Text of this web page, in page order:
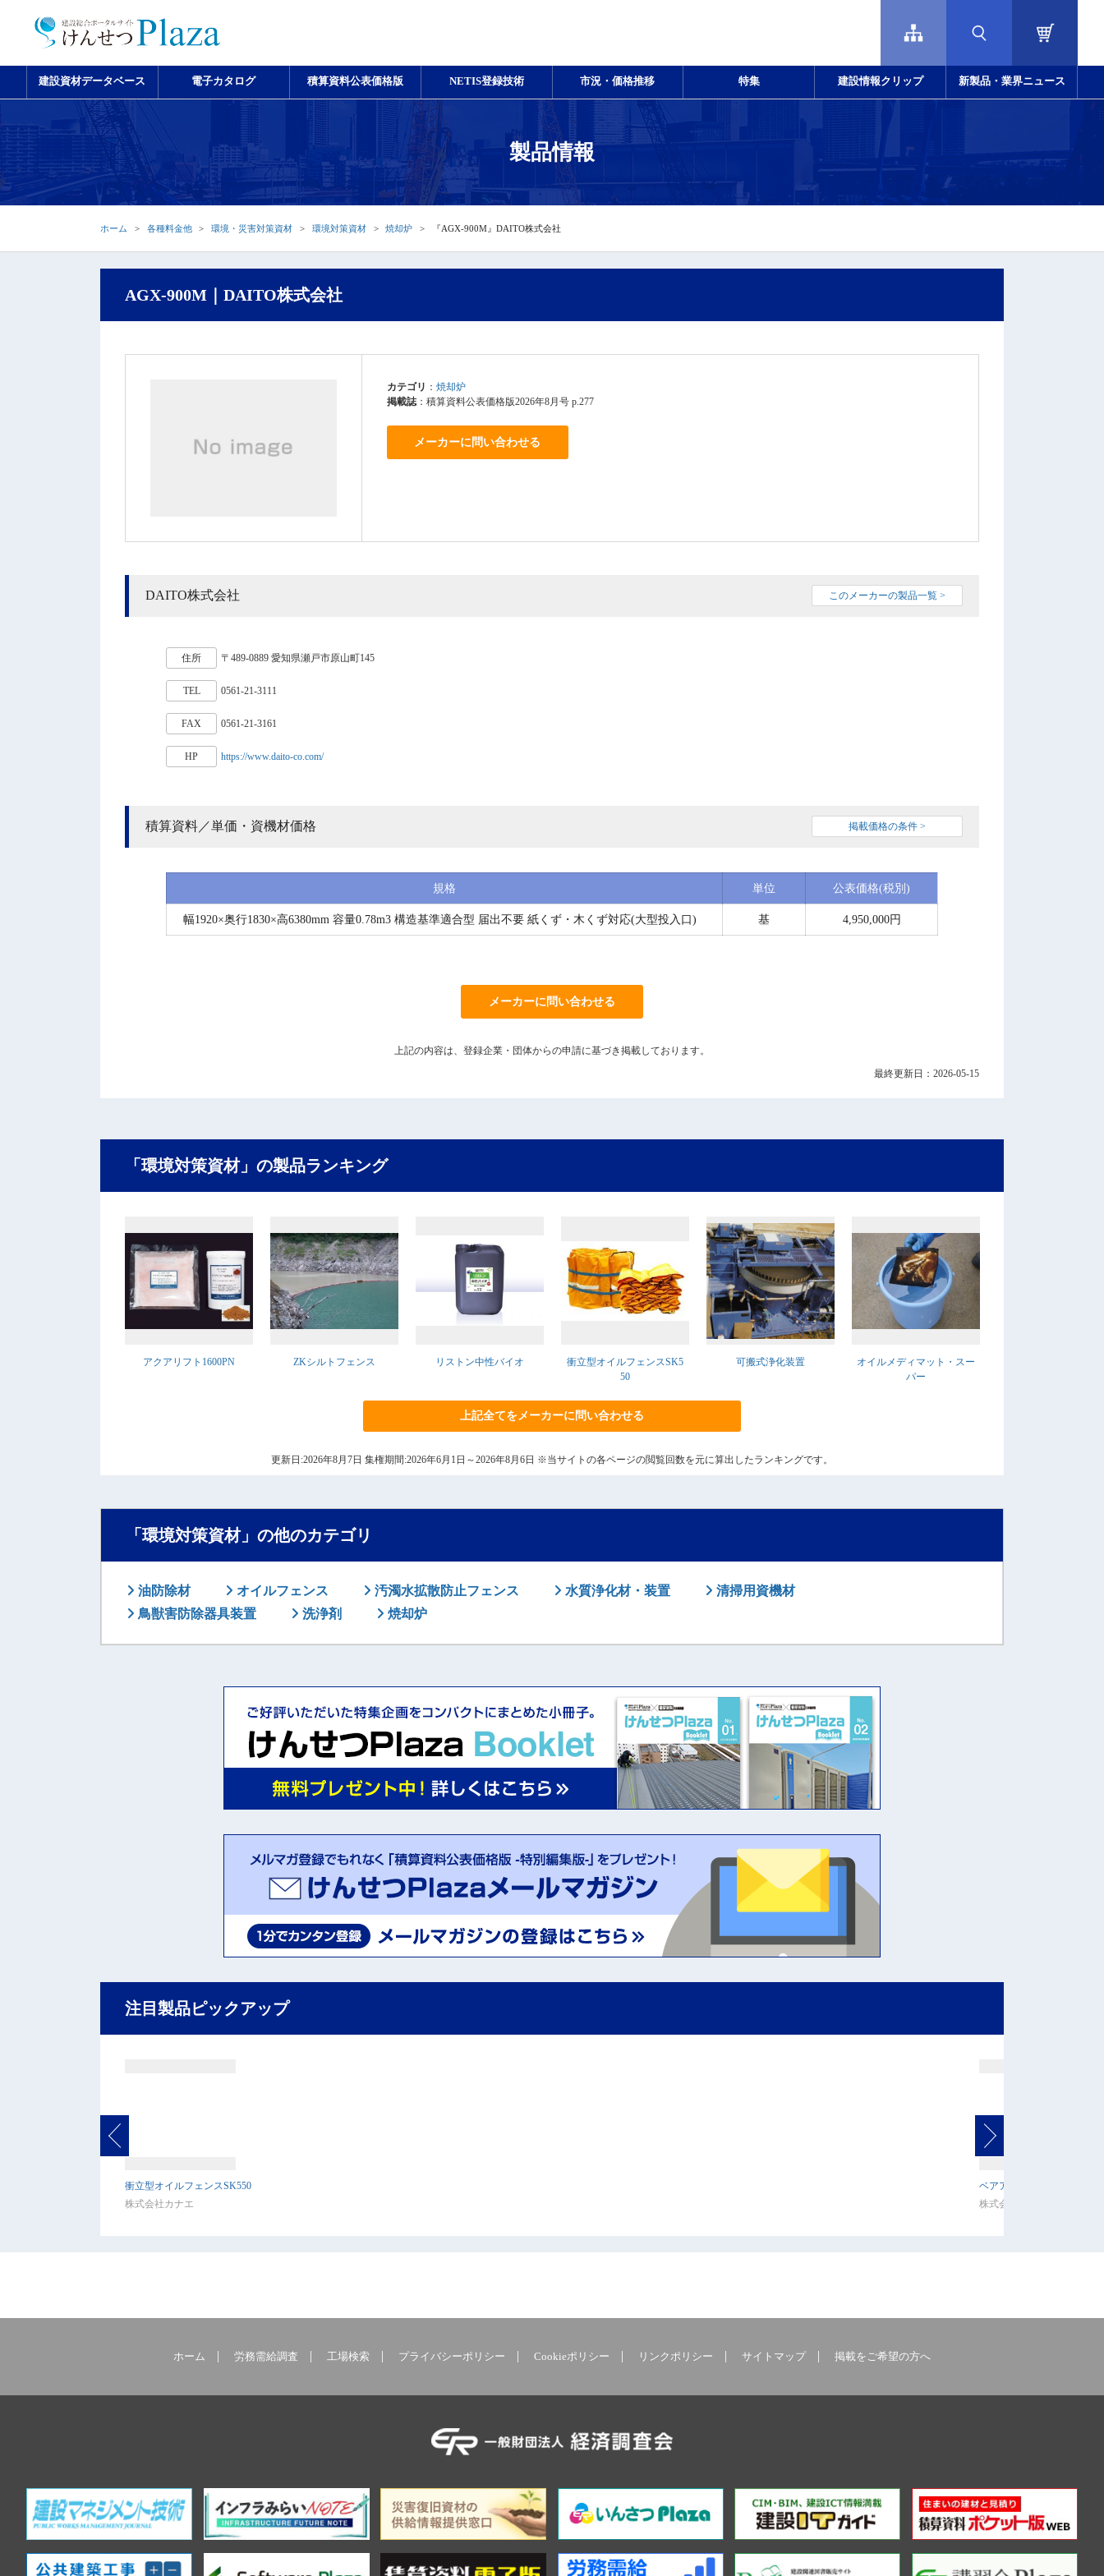
建設資材データベース 電子カタログ 積算資料公表価格版 NETIS登録技術 市況・価格推移 特集 建設情報クリップ 新製品・業界ニュース
製品情報
ホーム 各種料金他 環境・災害対策資材 環境対策資材 焼却炉 『AGX-900M』DAITO株式会社
AGX-900M｜DAITO株式会社
カテゴリ ： 焼却炉
掲載誌：積算資料公表価格版2026年8月号 p.277
メーカーに問い合わせる
DAITO株式会社 このメーカーの製品一覧 >
住所 〒489-0889 愛知県瀬戸市原山町145
TEL 0561-21-3111
FAX 0561-21-3161
HP https://www.daito-co.com/
積算資料／単価・資機材価格 掲載価格の条件 >
規格 単位 公表価格(税別)
幅1920×奥行1830×高6380mm 容量0.78m3 構造基準適合型 届出不要 紙くず・木くず対応(大型投入口) 基 4,950,000円
メーカーに問い合わせる
上記の内容は、登録企業・団体からの申請に基づき掲載しております。
最終更新日：2026-05-15
「環境対策資材」の製品ランキング
アクアリフト1600PN ZKシルトフェンス リストン中性バイオ
衝立型オイルフェンスSK5
50
可搬式浄化装置
オイルメディマット・スー
パー
上記全てをメーカーに問い合わせる
更新日:2026年8月7日 集権期間:2026年6月1日～2026年8月6日 ※当サイトの各ページの閲覧回数を元に算出したランキングです。
「環境対策資材」の他のカテゴリ
油防除材 オイルフェンス 汚濁水拡散防止フェンス 水質浄化材・装置
清掃用資機材
鳥獣害防除器具装置
洗浄剤 焼却炉
注目製品ピックアップ
衝立型オイルフェンスSK550
株式会社カナエ
ベアアタック
株式会社ラングスジャパン
ホーム 労務需給調査 工場検索 プライバシーポリシー Cookieポリシー リンクポリシー サイトマップ 掲載をご希望の方へ